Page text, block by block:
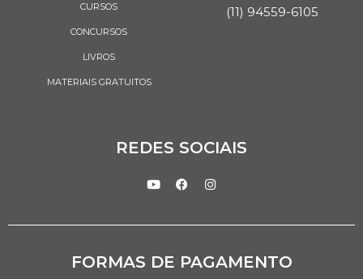
CURSOS
CONCURSOS
LIVROS
MATERIAIS GRATUITOS
(11) 94559-6105
REDES SOCIAIS
FORMAS DE PAGAMENTO